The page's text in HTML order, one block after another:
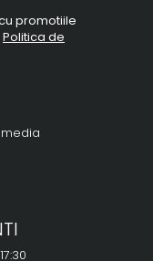
promotiile
Politica de